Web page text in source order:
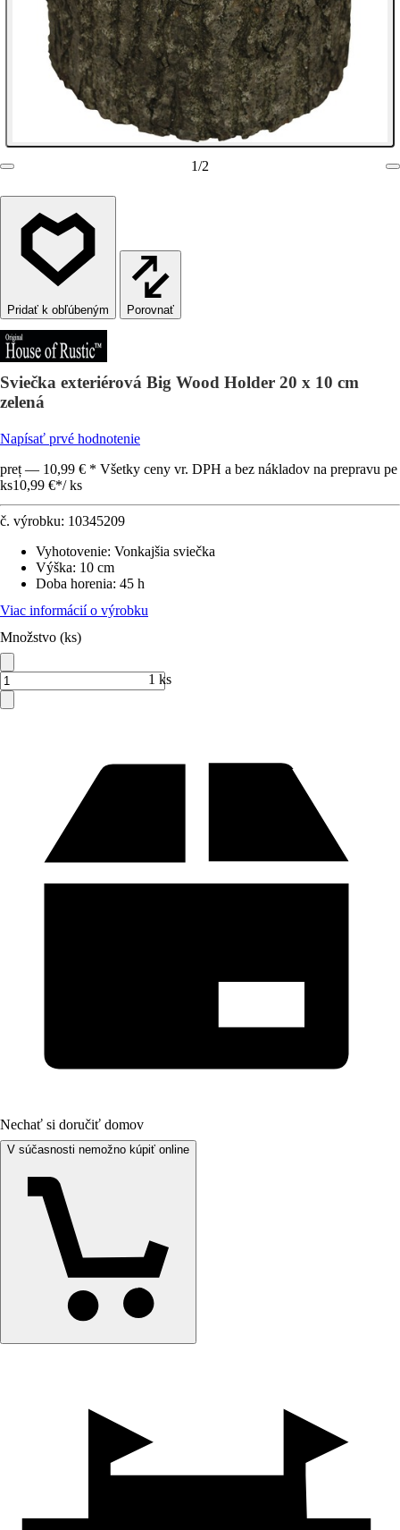
1/2
Porovnať
Sviečka exteriérová Big Wood Holder 20 x 10 cm
zelená
Napísať prvé hodnotenie
preț — 10,99 € * Všetky ceny vr. DPH a bez nákladov na prepravu pe
ks10,99 €*/ ks
č. výrobku: 10345209
Vyhotovenie: Vonkajšia sviečka
Výška: 10 cm
Doba horenia: 45 h
Viac informácií o výrobku
Množstvo (ks)
1 ks
Nechať si doručiť domov
V súčasnosti nemožno kúpiť online